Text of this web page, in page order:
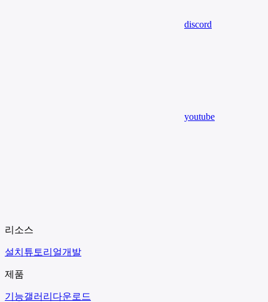
discord
youtube
리소스
설치 튜토리얼개발
제품
기능갤러리 다운로드